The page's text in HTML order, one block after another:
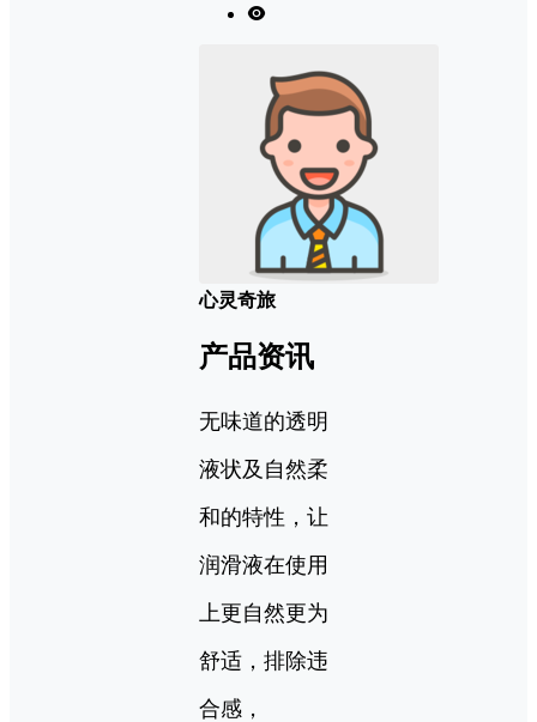
心灵奇旅
产品资讯
无味道的透明
液状及自然柔
和的特性，让
润滑液在使用
上更自然更为
舒适，排除违
合感，